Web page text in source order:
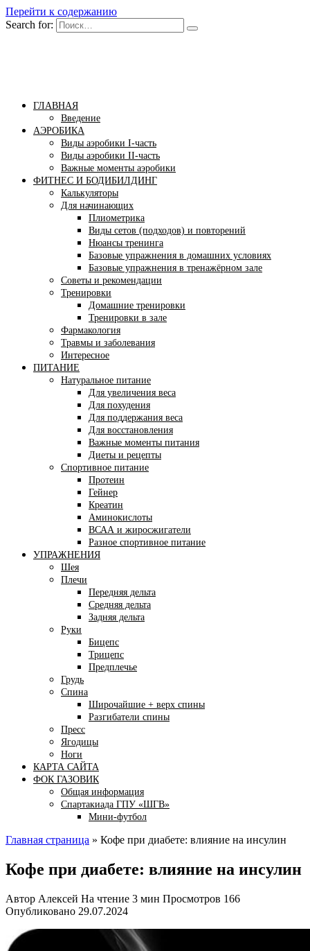
Перейти к содержанию
Search for:
ГЛАВНАЯ
Введение
АЭРОБИКА
Виды аэробики І-часть
Виды аэробики ІІ-часть
Важные моменты аэробики
ФИТНЕС И БОДИБИЛДИНГ
Калькуляторы
Для начинающих
Плиометрика
Виды сетов (подходов) и повторений
Нюансы тренинга
Базовые упражнения в домашних условиях
Базовые упражнения в тренажёрном зале
Советы и рекомендации
Тренировки
Домашние тренировки
Тренировки в зале
Фармакология
Травмы и заболевания
Интересное
ПИТАНИЕ
Натуральное питание
Для увеличения веса
Для похудения
Для поддержания веса
Для восстановления
Важные моменты питания
Диеты и рецепты
Спортивное питание
Протеин
Гейнер
Креатин
Аминокислоты
ВСАА и жиросжигатели
Разное спортивное питание
УПРАЖНЕНИЯ
Шея
Плечи
Передняя дельта
Средняя дельта
Задняя дельта
Руки
Бицепс
Трицепс
Предплечье
Грудь
Спина
Широчайшие + верх спины
Разгибатели спины
Пресс
Ягодицы
Ноги
КАРТА САЙТА
ФОК ГАЗОВИК
Общая информация
Спартакиада ГПУ «ШГВ»
Мини-футбол
Главная страница » Кофе при диабете: влияние на инсулин
Кофе при диабете: влияние на инсулин
Автор Алексей На чтение 3 мин Просмотров 166
Опубликовано 29.07.2024